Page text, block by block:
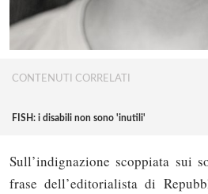
CONTENUTI CORRELATI
FISH: i disabili non sono 'inutili'
Sull’indignazione scoppiata sui
frase dell’editorialista di